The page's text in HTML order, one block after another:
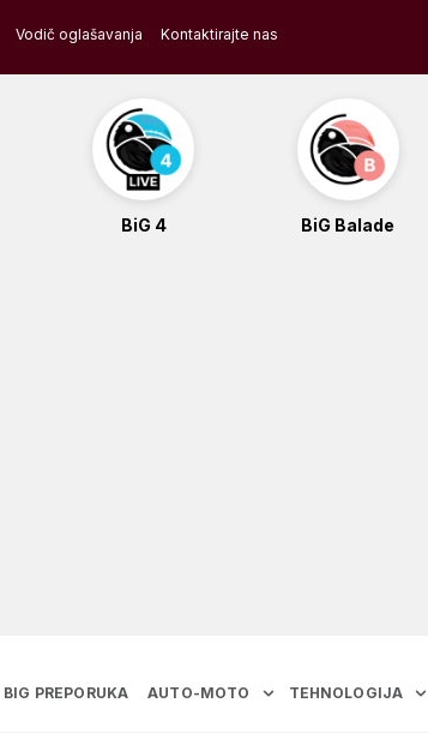
Vodič oglašavanja Kontaktirajte nas
BiG 4 BiG Balade
BIG PREPORUKA AUTO-MOTO TEHNOLOGIJA